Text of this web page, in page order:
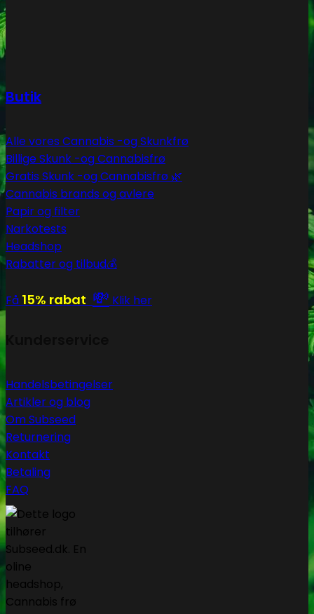
Butik
Alle vores Cannabis -og Skunkfrø
Billige Skunk -og Cannabisfrø
Gratis Skunk -og Cannabisfrø 🌿
Cannabis brands og avlere
Papir og filter
Narkotests
Headshop
Rabatter og tilbud💰
Få 15% rabat 💸 Klik her
Handelsbetingelser
Artikler og blog
Om Subseed
Returnering
Kontakt
Betaling
FAQ